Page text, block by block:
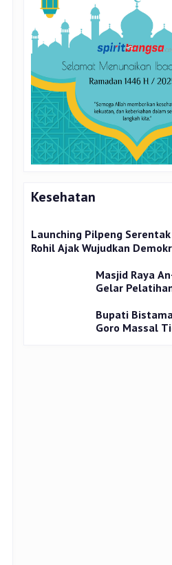
Kesehatan
Launching Pilpeng
Rohil Ajak Wujudkan
Masjid Raya
Gelar
Langsung
Bupati
Goro Massal